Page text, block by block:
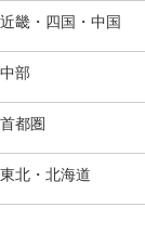
畿・四国・中国
部
都圏
北・北海道